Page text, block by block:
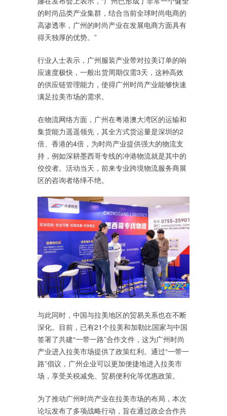
的时尚品类产业集群，结合当前全球时尚电商的
高渗透率，广州的时尚产业在发展电商方面具有
得天独厚的优势。”
行业人士表示，广州服装产业带对拉美订单的响
应速度极快，一般出货周期仅需3天，这种高效
的供应链管理能力，使得广州时尚产业能够快速
满足拉美市场的需求。
在物流网络方面，广州在粤港澳大湾区的运输和
集货能力遥遥领先，其全方式货运量是深圳的2
倍、香港的4倍，为时尚产业提供强大的物流支
持，例如深耕墨西哥专线的冲港物流就是其中的
佼佼者。活动当天，前来专业跨境物流服务商展
区的咨询者络绎不绝。
与此同时，中国与拉美地区的贸易关系也在不断
深化。目前，已有21个拉美和加勒比国家与中国
签署了共建“一带一路”合作文件，这为广州时尚
产业进入拉美市场提供了政策红利。通过“一带一
路”倡议，广州企业可以更加便捷地进入拉美市
场，享受关税减免、贸易便利化等优惠政策。
为了推动广州时尚产业在拉美市场的布局，本次
论坛发布了多项战略行动，旨在通过政企合作共